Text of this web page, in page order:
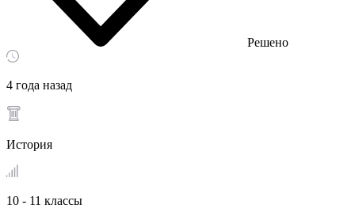
Решено
4 года назад
История
10 - 11 классы